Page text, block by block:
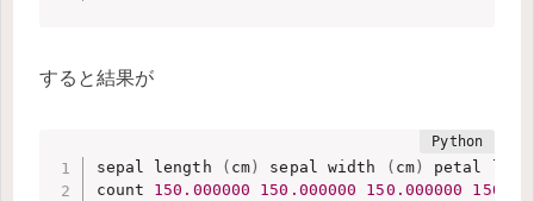
すると結果が
sepal length ( cm ) sepal width ( cm)
petal
count 150.000000 150.000000 150.000000